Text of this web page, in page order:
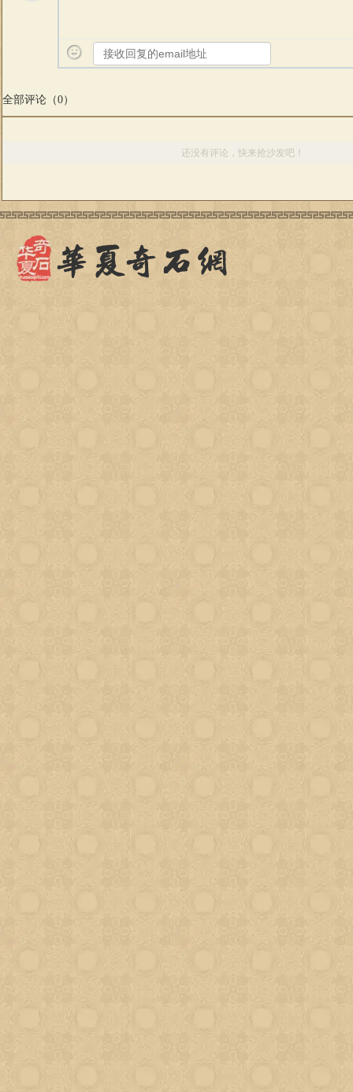
全部评论（0）
还没有评论，快来抢沙发吧！